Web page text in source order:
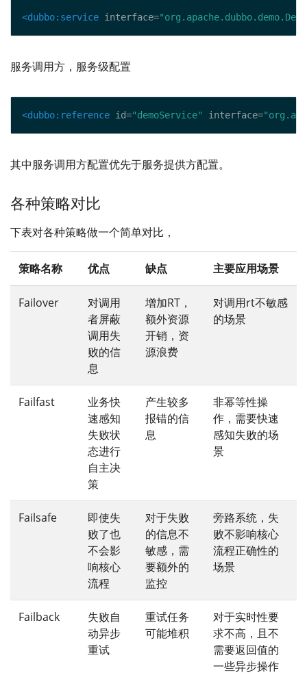
<dubbo:service interface=
服务调用方，服务级配置
<dubbo:reference id="demoService" interface=
其中服务调用方配置优先于服务提供方配置。
各种策略对比
下表对各种策略做一个简单对比，
策略名称 优点 缺点 主要应用场景
Failover
对调用
者屏蔽
调用失
败的信
息
增加RT，
额外资源
开销，资
源浪费
对调用rt不敏感
的场景
Failfast
业务快
速感知
失败状
态进行
自主决
策
产生较多
报错的信
息
非幂等性操
作，需要快速
感知失败的场
景
Failsafe
即使失
败了也
不会影
响核心
流程
对于失败
的信息不
敏感，需
要额外的
监控
旁路系统，失
败不影响核心
流程正确性的
场景
Failback
失败自
动异步
重试
重试任务
可能堆积
对于实时性要
求不高，且不
需要返回值的
一些异步操作